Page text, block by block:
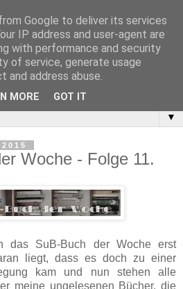
▼
Woche - Folge 11.
das SuB-Buch der Woche erst
liegt, dass es doch zu einer
kam und nun stehen alle
meine ungelesenen Bücher, die
Google to deliver its services
IP address and user-agent are
with performance and security
of service, generate usage
address abuse.
MORE GOT IT